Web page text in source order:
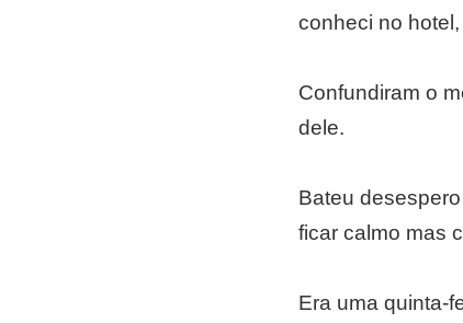
conheci no
Confundiram o
dele.
Bateu
ficar calmo mas
Era uma quinta-